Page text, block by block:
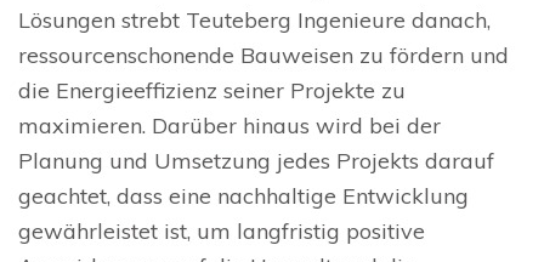
Lösungen strebt Teuteberg Ingenieure danach,
ressourcenschonende Bauweisen zu fördern und
die Energieeffizienz seiner Projekte zu
maximieren. Darüber hinaus wird bei der
Planung und Umsetzung jedes Projekts darauf
geachtet, dass eine nachhaltige Entwicklung
gewährleistet ist, um langfristig positive